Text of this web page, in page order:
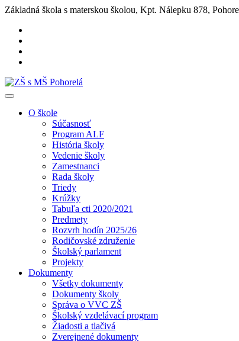
Základná škola s materskou školou, Kpt. Nálepku 878,
O škole
Súčasnosť
Program ALF
História školy
Vedenie školy
Zamestnanci
Rada školy
Triedy
Krúžky
Tabuľa cti 2020/2021
Predmety
Rozvrh hodín 2025/26
Rodičovské združenie
Školský parlament
Projekty
Dokumenty
Všetky dokumenty
Dokumenty školy
Správa o VVC ZŠ
Školský vzdelávací program
Žiadosti a tlačivá
Zverejnené dokumenty